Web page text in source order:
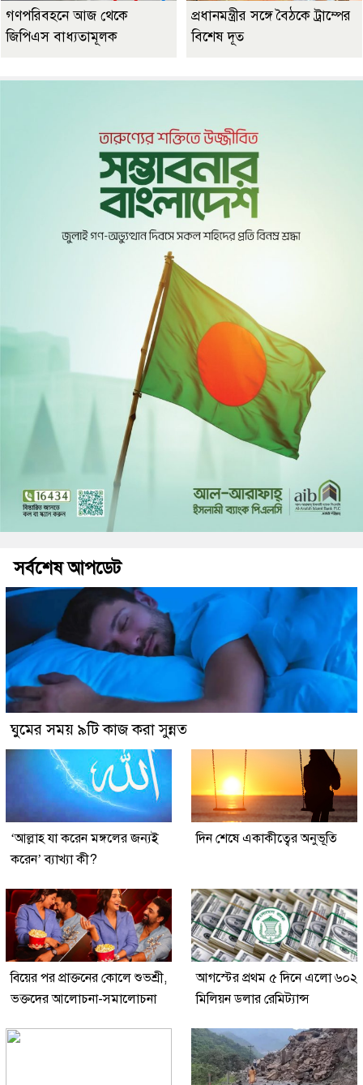
গণপরিবহনে আজ থেকে
জিপিএস বাধ্যতামূলক
প্রধানমন্ত্রীর সঙ্গে বৈঠকে ট্রাম্পের
বিশেষ দূত
সর্বশেষ আপডেট
ঘুমের সময় ৯টি কাজ করা সুন্নত
‘আল্লাহ যা করেন মঙ্গলের জন্যই
করেন’ ব্যাখ্যা কী?
দিন শেষে একাকীত্বের অনুভূতি
বিয়ের পর প্রাক্তনের কোলে শুভশ্রী,
ভক্তদের আলোচনা-সমালোচনা
আগস্টের প্রথম ৫ দিনে এলো ৬০২
মিলিয়ন ডলার রেমিট্যান্স